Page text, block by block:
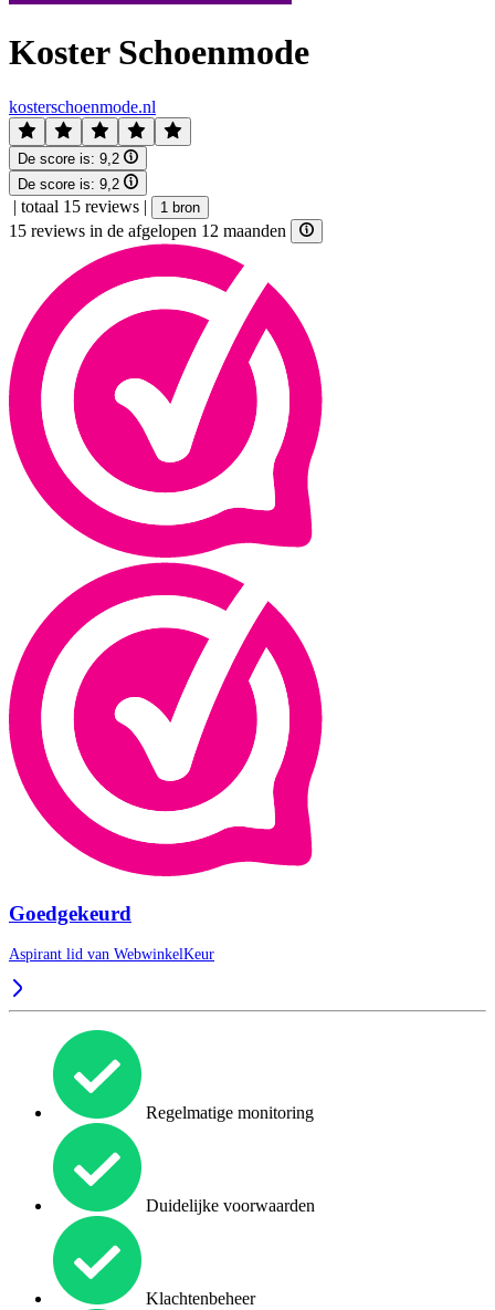
Koster Schoenmode
kosterschoenmode.nl
De score is: 9,2
De score is: 9,2
| totaal 15 reviews | 1 bron
15 reviews in de afgelopen 12 maanden
Goedgekeurd
Aspirant lid van WebwinkelKeur
Regelmatige monitoring
Duidelijke voorwaarden
Klachtenbeheer